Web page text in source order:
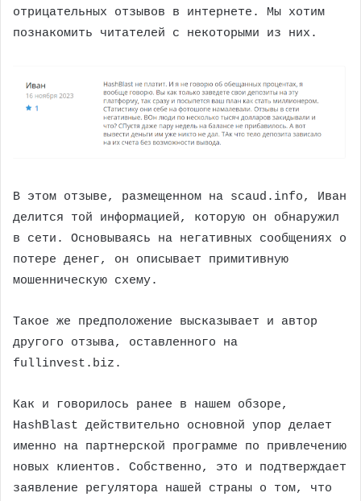
отрицательных отзывов в интернете. Мы хотим
познакомить читателей с некоторыми из них.
В этом отзыве, размещенном на scaud.info, Иван
делится той информацией, которую он обнаружил
в сети. Основываясь на негативных сообщениях о
потере денег, он описывает примитивную
мошенническую схему.
Такое же предположение высказывает и автор
другого отзыва, оставленного на
fullinvest.biz.
Как и говорилось ранее в нашем обзоре,
HashBlast действительно основной упор делает
именно на партнерской программе по привлечению
новых клиентов. Собственно, это и подтверждает
заявление регулятора нашей страны о том, что